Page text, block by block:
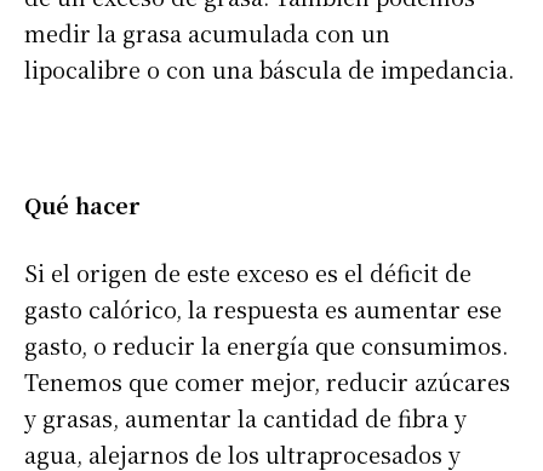
medir la grasa acumulada con un
lipocalibre o con una báscula de impedancia.
Qué hacer
Si el origen de este exceso es el déficit de
gasto calórico, la respuesta es aumentar ese
gasto, o reducir la energía que consumimos.
Tenemos que comer mejor, reducir azúcares
y grasas, aumentar la cantidad de fibra y
agua, alejarnos de los ultraprocesados y